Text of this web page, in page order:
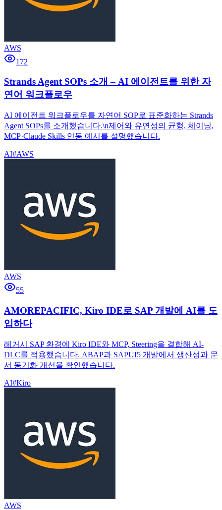
AWS
172
Strands Agent SOPs 소개 – AI 에이전트를 위한 자
연어 워크플로우
AI 에이전트 워크플로우를 자연어 SOP로 표준화하는 Strands
Agent SOPs를 소개했습니다.\n제어와 유연성의 균형, 체이닝,
MCP·Claude Skills 연동 예시를 설명했습니다.
AI#AWS
AWS
55
AMOREPACIFIC, Kiro IDE로 SAP 개발에 AI를 도
입하다
레거시 SAP 환경에 Kiro IDE와 MCP, Steering을 결합해 AI-
DLC를 적용했습니다. ABAP과 SAPUI5 개발에서 생산성과 문
서 동기화 개선을 확인했습니다.
AI#Kiro
AWS